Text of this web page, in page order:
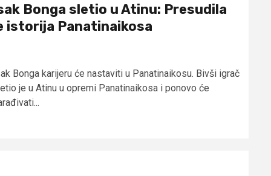
Bonga sletio u Atinu: Presudila
istorija Panatinaikosa
Bonga karijeru će nastaviti u Panatinaikosu. Bivši igrač
je u Atinu u opremi Panatinaikosa i ponovo će